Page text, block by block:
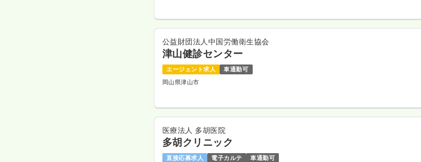
公益財団法人中国労働衛生協会
津山健診センター
エージェント求人
車通勤可
岡山県津山市
医療法人 多胡医院
多胡クリニック
直接応募求人 電子カルテ
車通勤可